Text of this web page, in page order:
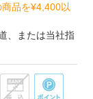
商品を¥4,400以
、または当社指